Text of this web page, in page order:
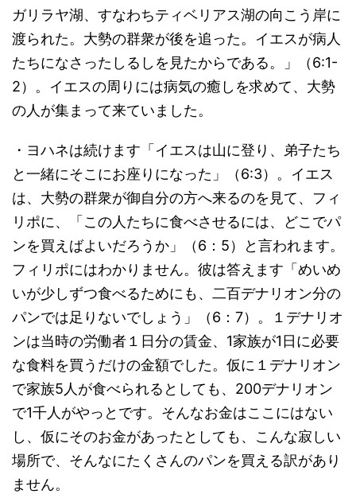
ガリラヤ湖、すなわちティベリアス湖の向こう岸に
渡られた。大勢の群衆が後を追った。イエスが病人
たちになさったしるしを見たからである。」（6:1-
2）。イエスの周りには病気の癒しを求めて、大勢
の人が集まって来ていました。
・ヨハネは続けます「イエスは山に登り、弟子たち
と一緒にそこにお座りになった」（6:3）。イエス
は、大勢の群衆が御自分の方へ来るのを見て、フィ
リポに、「この人たちに食べさせるには、どこでパ
ンを買えばよいだろうか」（6：5）と言われます。
フィリポにはわかりません。彼は答えます「めいめ
いが少しずつ食べるためにも、二百デナリオン分の
パンでは足りないでしょう」（6：7）。１デナリオ
ンは当時の労働者１日分の賃金、1家族が1日に必要
な食料を買うだけの金額でした。仮に１デナリオン
で家族5人が食べられるとしても、200デナリオン
で1千人がやっとです。そんなお金はここにはない
し、仮にそのお金があったとしても、こんな寂しい
場所で、そんなにたくさんのパンを買える訳があり
ません。